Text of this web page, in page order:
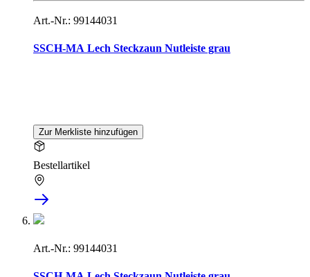
Art.-Nr.: 99144031
SSCH-MA Lech Steckzaun Nutleiste grau
Zur Merkliste hinzufügen
Bestellartikel
Art.-Nr.: 99144031